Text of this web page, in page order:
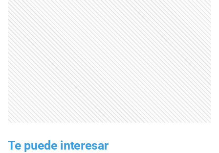
Te puede interesar